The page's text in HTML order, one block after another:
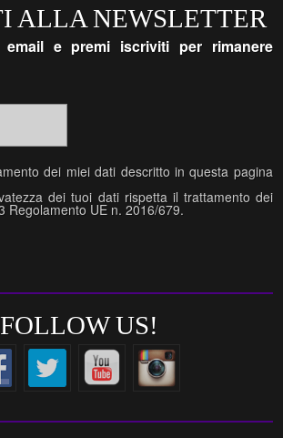
ALLA NEWSLETTER
e premi iscriviti per rimanere
dei miei dati descritto in questa pagina
dei tuoi dati rispetta il trattamento dei
Regolamento UE n. 2016/679.
FOLLOW US!